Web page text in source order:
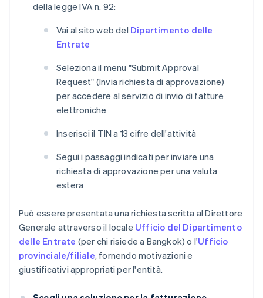
della legge IVA n. 92:
Vai al sito web del Dipartimento delle
Entrate
Seleziona il menu "Submit Approval
Request" (Invia richiesta di approvazione)
per accedere al servizio di invio di fatture
elettroniche
Inserisci il TIN a 13 cifre dell'attività
Segui i passaggi indicati per inviare una
richiesta di approvazione per una valuta
estera
Può essere presentata una richiesta scritta al Direttore
Generale attraverso il locale Ufficio del Dipartimento
delle Entrate (per chi risiede a Bangkok) o l'Ufficio
provinciale/filiale, fornendo motivazioni e
giustificativi appropriati per l'entità.